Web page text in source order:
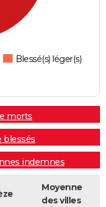
Blessé(s) léger(s)
morts
blessés
indemnes
Moyenne
des villes